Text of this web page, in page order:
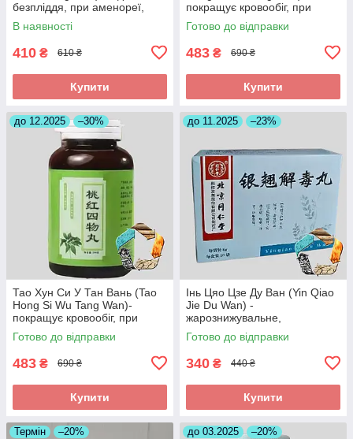
безпліддя, при аменореї,
загрозі викидня
В наявності
410 ₴ 610 ₴
Купити
покращує кровообіг, при
інсульті, головних болях
Готово до відправки
483 ₴ 690 ₴
Купити
до 12.2025 –30%
Тао Хун Си У Тан Вань (Tao
Hong Si Wu Tang Wan)-
покращує кровообіг, при
інсульті, головних болях
Готово до відправки
483 ₴ 690 ₴
Купити
до 11.2025 –23%
Інь Цяо Цзе Ду Ван (Yin Qiao
Jie Du Wan) -
жарознижувальне,
протизапальне,антиалергічне
Готово до відправки
340 ₴ 440 ₴
Купити
Термін –20% до 03.2025 –20%